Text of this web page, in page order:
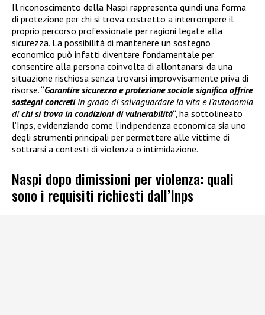
Il riconoscimento della Naspi rappresenta quindi una forma
di protezione per chi si trova costretto a interrompere il
proprio percorso professionale per ragioni legate alla
sicurezza. La possibilità di mantenere un sostegno
economico può infatti diventare fondamentale per
consentire alla persona coinvolta di allontanarsi da una
situazione rischiosa senza trovarsi improvvisamente priva di
risorse. “Garantire sicurezza e protezione sociale significa offrire
sostegni concretiin grado di salvaguardare la vita e l’autonomia
dichi si trova in condizioni di vulnerabilità“, ha sottolineato
l’Inps, evidenziando come l’indipendenza economica sia uno
degli strumenti principali per permettere alle vittime di
sottrarsi a contesti di violenza o intimidazione.
Naspi dopo dimissioni per violenza: quali
sono i requisiti richiesti dall’Inps